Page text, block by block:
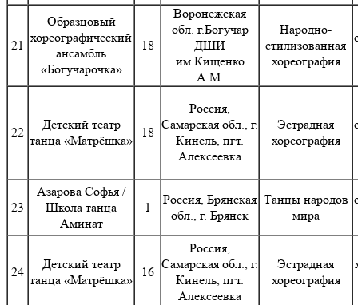
21
Образцовый
хореографический
ансамбль
«Богучарочка»
18
Воронежская
обл. г.Богучар
ДШИ
им.Кищенко
А.М.
Народно-
стилизованная
хореография
22
Детский театр
танца «Матрёшка»
18
Россия,
Самарская обл., г.
Кинель, пгт.
Алексеевка
Эстрадная
хореография
23
Азарова Софья /
Школа танца
Аминат
1
Россия, Брянская
обл., г. Брянск
Танцы народов
мира
24
Детский театр
танца «Матрёшка»
16
Россия,
Самарская обл., г.
Кинель, пгт.
Алексеевка
Эстрадная
хореография